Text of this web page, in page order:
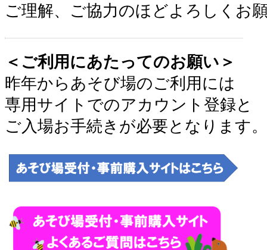
ご理解、ご協力のほどよろしくお
＜ご利用にあたってのお願い＞
昨年からあそび場のご利用には
専用サイトでのアカウント登録と
ご入場お手続きが必要となります。